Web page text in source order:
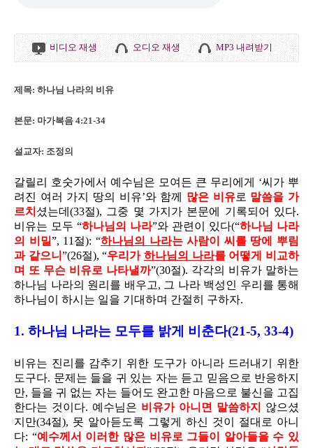
비디오 재생 오디오 재생 MP3 내려받기
제목: 하나님 나라의 비유
본문: 마가복음 4:21-34
설교자: 조정의
갈릴리 호숫가에서 예수님은 모여든 큰 무리에게 ‘씨가 뿌
려진 여러 가지 땅의 비유’와 함께 많은 비유로 말씀을 가
르치 셨는데(33절), 그중 몇 가지가 본문에 기록되어 있다.
비유는 모두 “하나님의 나라”와 관련이 있다(“하나님 나라
의 비밀”, 11절): “하나님의 나라는 사람이 씨를 땅에 뿌림
과 같으니 ”(26절), “우리가하나님의 나라를 어떻게 비교하
며 또 무슨 비유로 나타낼까”(30절). 각각의 비유가 말하는
하나님 나라의 원리를 배우고, 그 나라 백성인 우리를 통해
하나님이 하시는 일을 기대하며 간절히 구하자.
1. 하나님 나라는 모두를 밝게 비춘다(21-5, 33-4)
비유는 진리를 감추기 위한 도구가 아니라 드러내기 위한
도구다. 문제는 들을 귀 있는 자는 듣고 믿음으로 반응하지
만, 들을 귀 없는 자는 들어도 완고한 마음으로 불신을 고집
한다는 것이다. 예수님은 비유가 아니면 말씀하지
않으셨
지만(34절), 못 알아듣도록 그렇게 하신 것이 절대로 아니
다: “예수께서 이러한 많은 비유로 그들이 알아들을 수 있